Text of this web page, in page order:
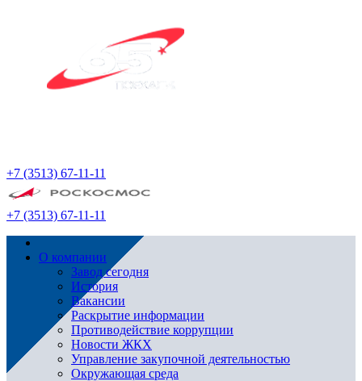
+7 (3513) 67-11-11
+7 (3513) 67-11-11
О компании
Завод сегодня
История
Вакансии
Раскрытие информации
Противодействие коррупции
Новости ЖКХ
Управление закупочной деятельностью
Окружающая среда